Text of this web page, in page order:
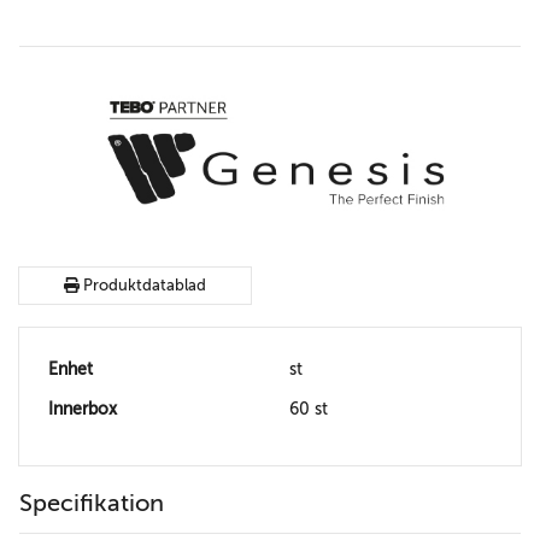
Produktdatablad
Enhet st
Innerbox 60 st
Specifikation